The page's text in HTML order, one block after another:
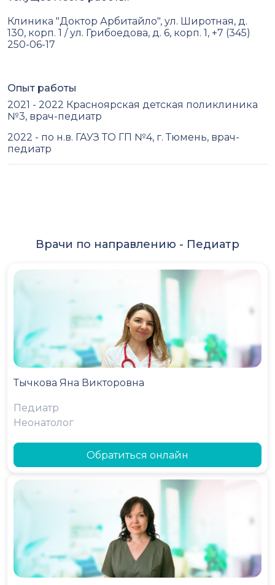
Клиника "Доктор Арбитайло", ул. Широтная, д.
130, корп. 1 / ул. Грибоедова, д. 6, корп. 1, +7 (345)
250-06-17
Опыт работы
2021 - 2022 Красноярская детская поликлиника
№3, врач-педиатр
2022 - по н.в. ГАУЗ ТО ГП №4, г. Тюмень, врач-
педиатр
Врачи по направлению - Педиатр
Тычкова Яна Викторовна
Педиатр
Неонатолог
Обратиться онлайн